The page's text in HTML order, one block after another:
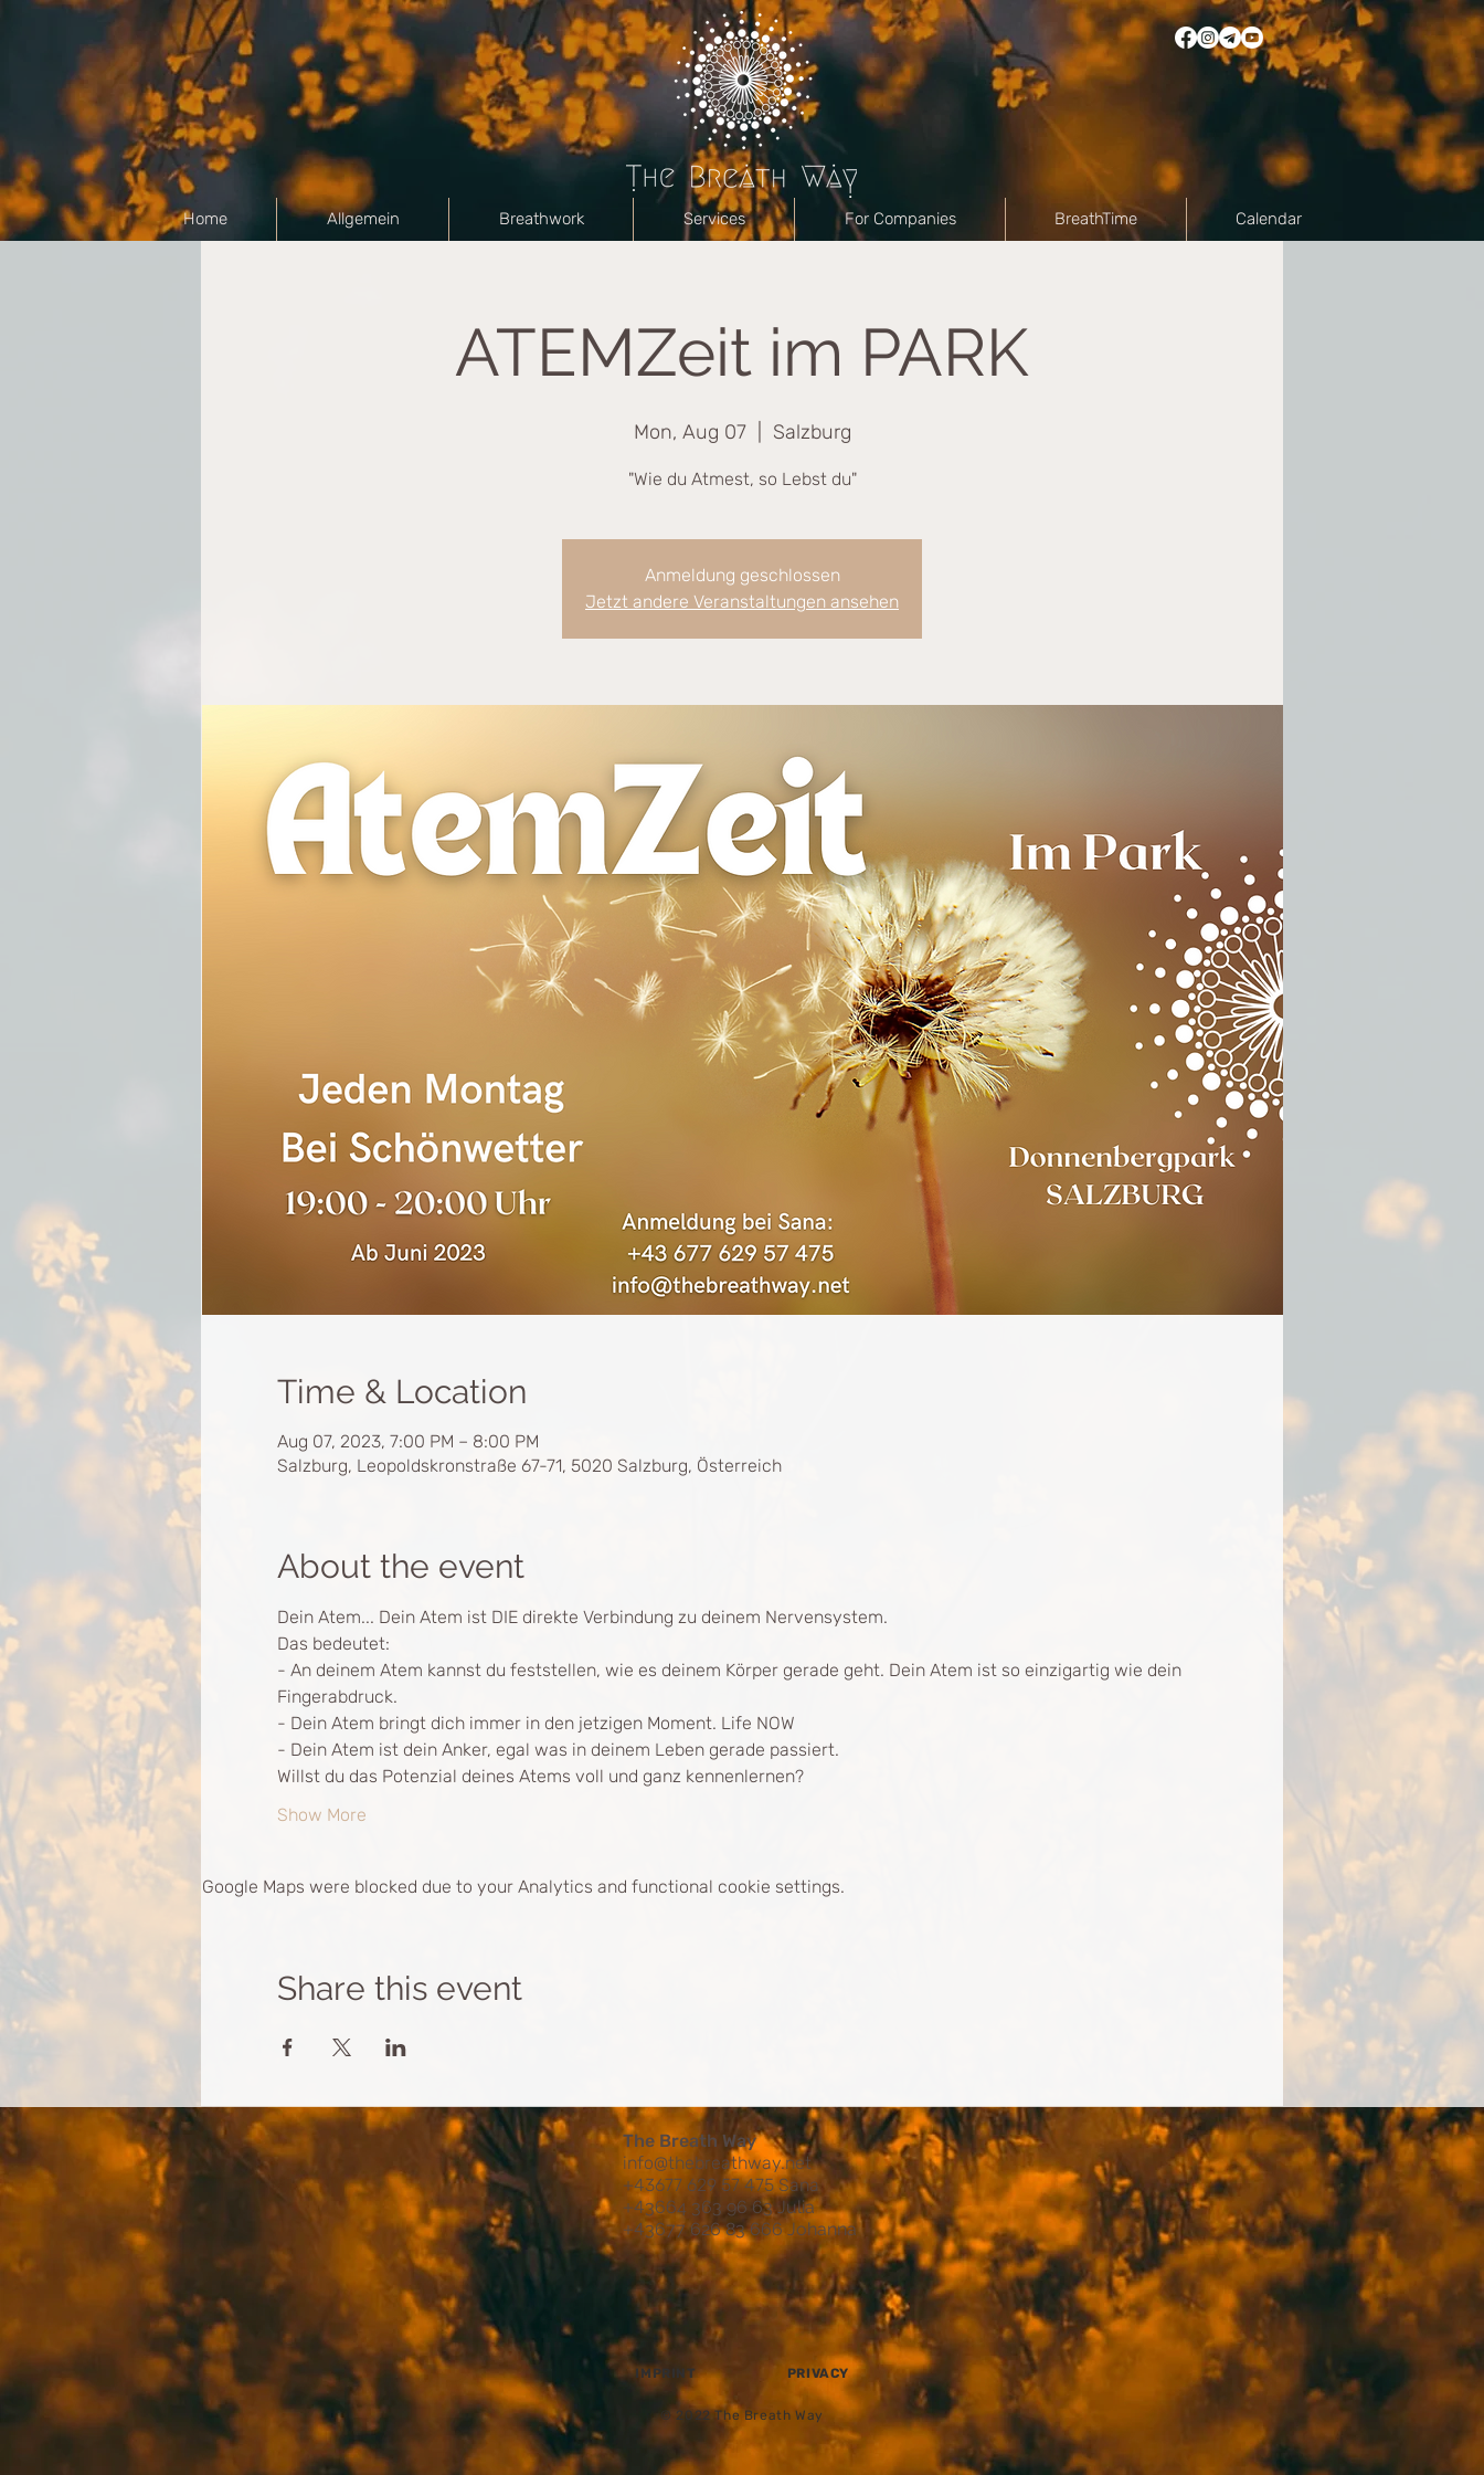
Home Allgemein Breathwork Services For Companies BreathTime Calendar
ATEMZeit im PARK
Mon, Aug 07
  |
Salzburg
"Wie du Atmest, so Lebst du"
Anmeldung geschlossen
Jetzt andere Veranstaltungen ansehen
Time & Location
Aug 07, 2023, 7:00 PM – 8:00 PM
Salzburg, Leopoldskronstraße 67-71, 5020 Salzburg, Österreich
About the event
Dein Atem... Dein Atem ist DIE direkte Verbindung zu deinem Nervensystem.
Das bedeutet:
- An deinem Atem kannst du feststellen, wie es deinem Körper gerade geht. Dein Atem ist so einzigartig wie dein
Fingerabdruck.
- Dein Atem bringt dich immer in den jetzigen Moment. Life NOW
- Dein Atem ist dein Anker, egal was in deinem Leben gerade passiert.
Willst du das Potenzial deines Atems voll und ganz kennenlernen?
Show More
Google Maps were blocked due to your Analytics and functional cookie settings.
Share this event
The Breath Way
info@thebreathway.net
+43677 629 57 475 Sana
+43664 363 96 63 Julia
+43677 626 83 666 Johanna
IMPRINT PRIVACY
​© 2022 The Breath Way